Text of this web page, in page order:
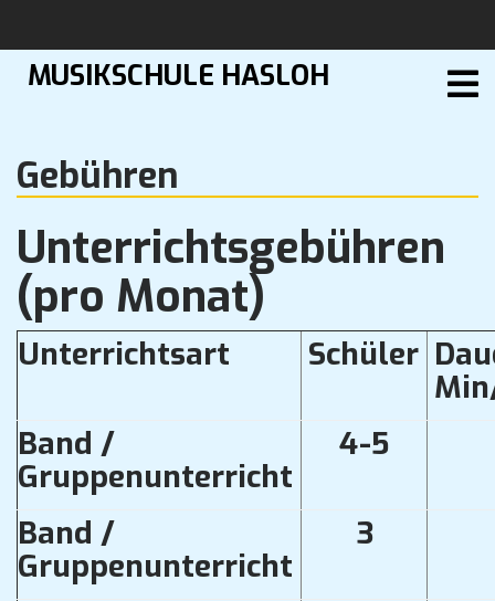
contentMUSIKSCHULE HASLOH
UNTERRICHT
STILRICHTUNGEN
SCHULE
SONSTIGES
Gebühren
Unterrichtsgebühren
(pro Monat)
Unterrichtsart Schüler
Band /
Gruppenunterricht
4-5
Band /
Gruppenunterricht
3